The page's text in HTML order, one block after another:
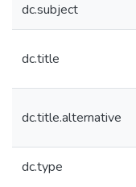
dc.subject
dc.title
dc.title.alternative
dc.type